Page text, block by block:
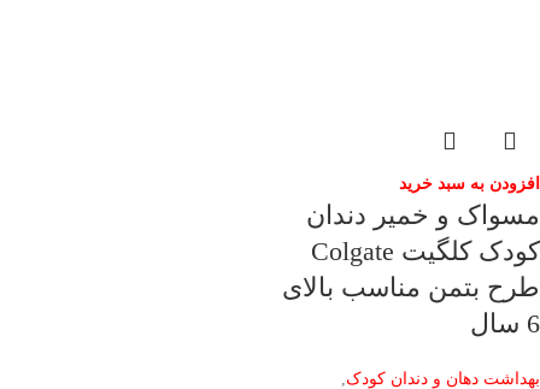
افزودن به سبد خرید
مسواک و خمیر دندان
کودک کلگیت Colgate
طرح بتمن مناسب بالای
6 سال
بهداشت دهان و دندان کودک,